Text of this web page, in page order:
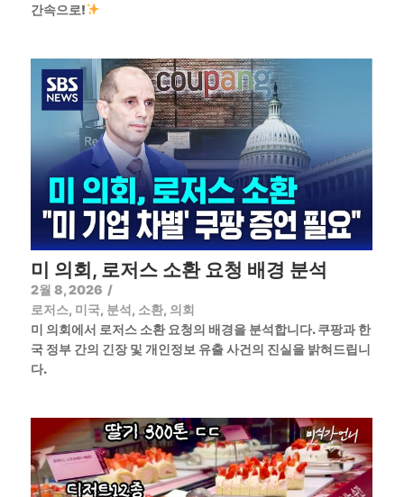
간속으로!
미 의회, 로저스 소환 요청 배경 분석
2월 8, 2026 /
로저스, 미국, 분석, 소환, 의회
미 의회에서 로저스 소환 요청의 배경을 분석합니다. 쿠팡과 한
국 정부 간의 긴장 및 개인정보 유출 사건의 진실을 밝혀드립니
다.